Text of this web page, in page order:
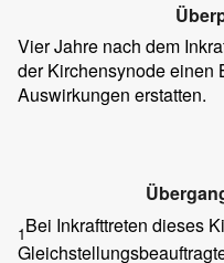
Vier Jahre nach dem
der Kirchensynode einen
Auswirkungen erstatten.
1Bei Inkrafttreten dieses